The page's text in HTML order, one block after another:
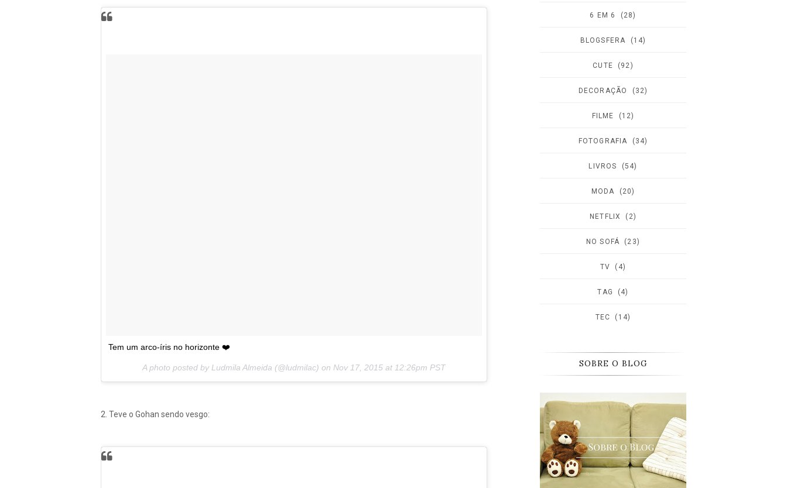
Tem um arco-íris no horizonte ❤️
A photo posted by Ludmila Almeida (@ludmilac) on Nov 17, 2015 at 12:26pm PST
2. Teve o Gohan sendo vesgo:
6 EM 6 (28)
BLOGSFERA (14)
CUTE (92)
DECORAÇÃO (32)
FILME (12)
FOTOGRAFIA (34)
LIVROS (54)
MODA (20)
NETFLIX (2)
NO SOFÁ (23)
TV (4)
TAG (4)
TEC (14)
SOBRE O BLOG